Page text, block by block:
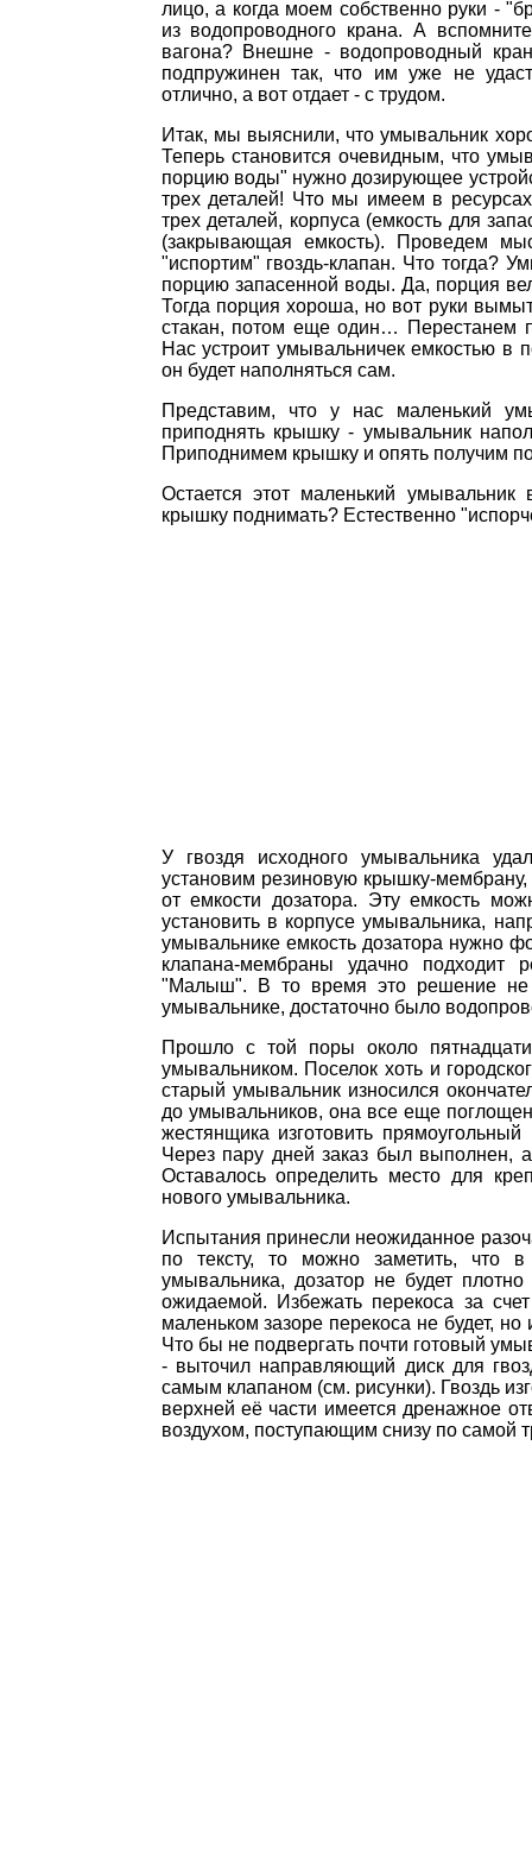
лицо, а когда моем собственно руки -
из водопроводного крана. А
вагона? Внешне - водопроводный
подпружинен так, что им уже не
отлично, а вот отдает - с трудом.
Итак, мы выяснили, что умывальник
Теперь становится очевидным, что
порцию воды" нужно дозирующее
трех деталей! Что мы имеем в
трех деталей, корпуса (емкость для
(закрывающая емкость). Проведем
"испортим" гвоздь-клапан. Что тогда?
порцию запасенной воды. Да, порция
Тогда порция хороша, но вот руки
стакан, потом еще один… Перестанем
Нас устроит умывальничек емкостью в
он будет наполняться сам.
Представим, что у нас маленький
приподнять крышку - умывальник
Приподнимем крышку и опять получим
Остается этот маленький
крышку поднимать? Естественно
У гвоздя исходного умывальника
установим резиновую крышку-мембрану,
от емкости дозатора. Эту емкость
установить в корпусе умывальника,
умывальнике емкость дозатора нужно
клапана-мембраны удачно подходит
"Малыш". В то время это решение
умывальнике, достаточно было
Прошло с той поры около
умывальником. Поселок хоть и
старый умывальник износился
до умывальников, она все еще
жестянщика изготовить
Через пару дней заказ был выполнен,
Оставалось определить место для
нового умывальника.
Испытания принесли неожиданное
по тексту, то можно заметить, что
умывальника, дозатор не будет
ожидаемой. Избежать перекоса за
маленьком зазоре перекоса не будет,
Что бы не подвергать почти готовый
- выточил направляющий диск для
самым клапаном (см. рисунки). Гвоздь
верхней её части имеется дренажное
воздухом, поступающим снизу по самой